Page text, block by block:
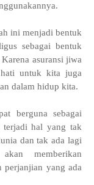
ini menjadi bentuk
sebagai bentuk
asuransi jiwa
untuk kita juga
dalam hidup kita.
berguna sebagai
terjadi hal yang tak
dan tak ada lagi
memberikan
perjanjian yang ada